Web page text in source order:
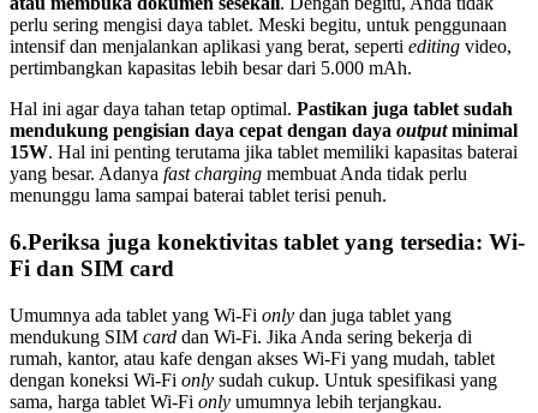
perlu sering mengisi daya tablet. Meski begitu, untuk penggunaan
intensif dan menjalankan aplikasi yang berat, seperti editing video,
pertimbangkan kapasitas lebih besar dari 5.000 mAh.
Hal ini agar daya tahan tetap optimal. Pastikan juga tablet sudah
mendukung pengisian daya cepat dengan daya outputminimal
15W. Hal ini penting terutama jika tablet memiliki kapasitas baterai
yang besar. Adanya fast charging membuat Anda tidak perlu
menunggu lama sampai baterai tablet terisi penuh.
6.Periksa juga konektivitas tablet yang tersedia: Wi-
Fi dan SIM card
Umumnya ada tablet yang Wi-Fi only dan juga tablet yang
mendukung SIM card dan Wi-Fi. Jika Anda sering bekerja di
rumah, kantor, atau kafe dengan akses Wi-Fi yang mudah, tablet
dengan koneksi Wi-Fi only sudah cukup. Untuk spesifikasi yang
sama, harga tablet Wi-Fi only umumnya lebih terjangkau.